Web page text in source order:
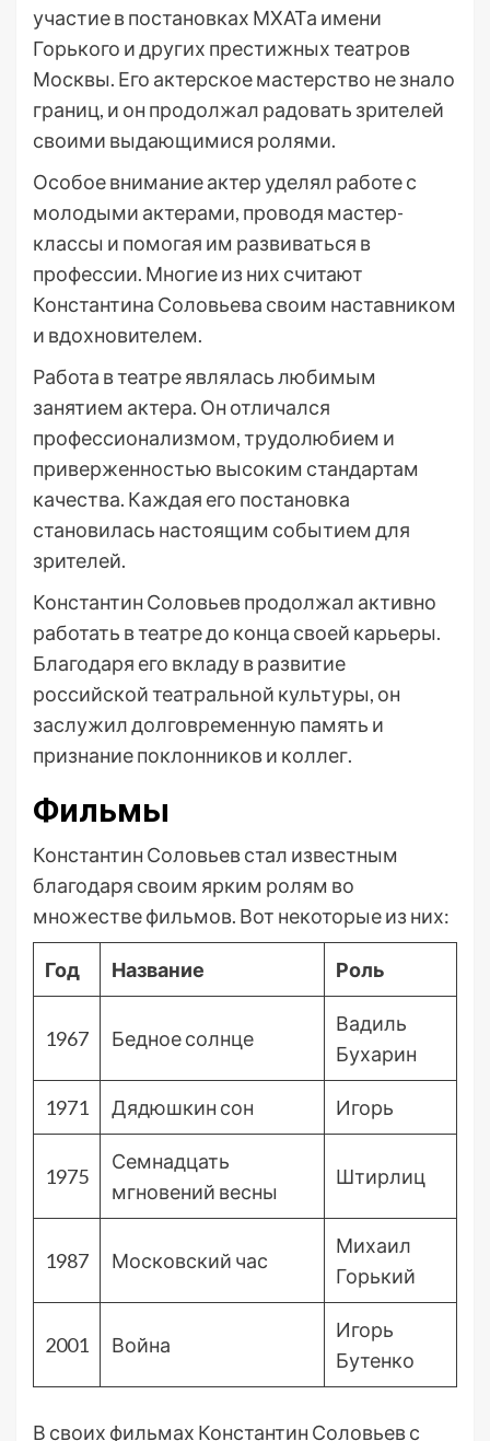
участие в постановках МХАТа имени
Горького и других престижных театров
Москвы. Его актерское мастерство не знало
границ, и он продолжал радовать зрителей
своими выдающимися ролями.
Особое внимание актер уделял работе с
молодыми актерами, проводя мастер-
классы и помогая им развиваться в
профессии. Многие из них считают
Константина Соловьева своим наставником
и вдохновителем.
Работа в театре являлась любимым
занятием актера. Он отличался
профессионализмом, трудолюбием и
приверженностью высоким стандартам
качества. Каждая его постановка
становилась настоящим событием для
зрителей.
Константин Соловьев продолжал активно
работать в театре до конца своей карьеры.
Благодаря его вкладу в развитие
российской театральной культуры, он
заслужил долговременную память и
признание поклонников и коллег.
Фильмы
Константин Соловьев стал известным
благодаря своим ярким ролям во
множестве фильмов. Вот некоторые из них:
Год Название Роль
1967 Бедное солнце
Вадиль
Бухарин
1971 Дядюшкин сон Игорь
1975
Семнадцать
мгновений весны
Штирлиц
1987 Московский час
Михаил
Горький
2001 Война
Игорь
Бутенко
В своих фильмах Константин Соловьев с